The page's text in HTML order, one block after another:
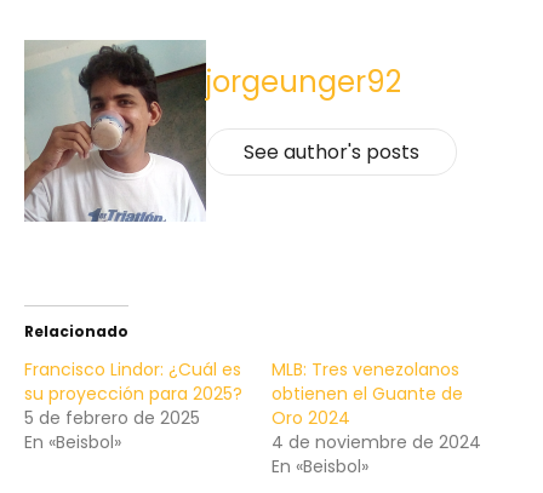
jorgeunger92
See author's posts
Relacionado
Francisco Lindor: ¿Cuál es
su proyección para 2025?
5 de febrero de 2025
En «Beisbol»
MLB: Tres venezolanos
obtienen el Guante de
Oro 2024
4 de noviembre de 2024
En «Beisbol»